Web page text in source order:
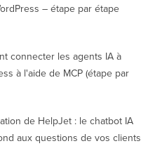
– étape par étape
connecter les agents IA à
à l'aide de MCP (étape par
de HelpJet : le chatbot IA
aux questions de vos clients